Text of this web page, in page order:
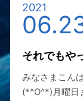
2021
それでもや
みなさまこん
(*^O^*)月曜日